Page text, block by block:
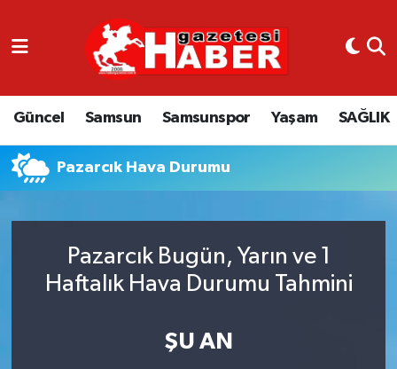
Güncel Samsun Samsunspor Yaşam SAĞLIK
Pazarcık Hava Durumu
Pazarcık Bugün, Yarın ve 1
Haftalık Hava Durumu Tahmini
ŞU AN
GÜNCEL
SAMSUN
YAŞAM